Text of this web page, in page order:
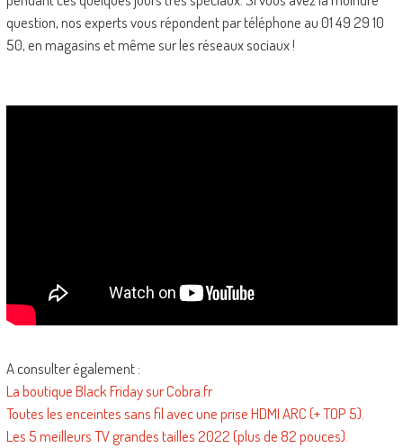
question, nos experts vous répondent par téléphone au 01 49 29 10
50, en magasins et même sur les réseaux sociaux !
A consulter également :
La boutique Black Friday sur Cobra.fr
Toutes les enceintes sans fil avec une prise HDMI ARC (+ TOP 5).
Les 5 meilleurs TV grandes tailles 2022 (plus de 82 pouces).